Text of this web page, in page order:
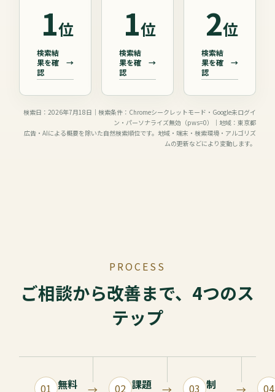
1位
検索結
果を確
認
→
1位
検索結
果を確
認
→
2位
検索結
果を確
認
→
検索日：2026年7月18日｜検索条件：Chromeシークレットモード・Google未ログイ
ン・パーソナライズ無効（pws=0）｜地域：東京都
広告・AIによる概要を除いた自然検索順位です。地域・端末・検索環境・アルゴリズ
ムの更新などにより変動します。
PROCESS
ご相談から改善まで、4つのス
テップ
01 無料
02 課題
03 制
04